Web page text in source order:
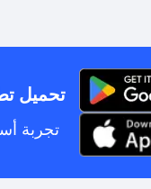
تحميل
تجربة